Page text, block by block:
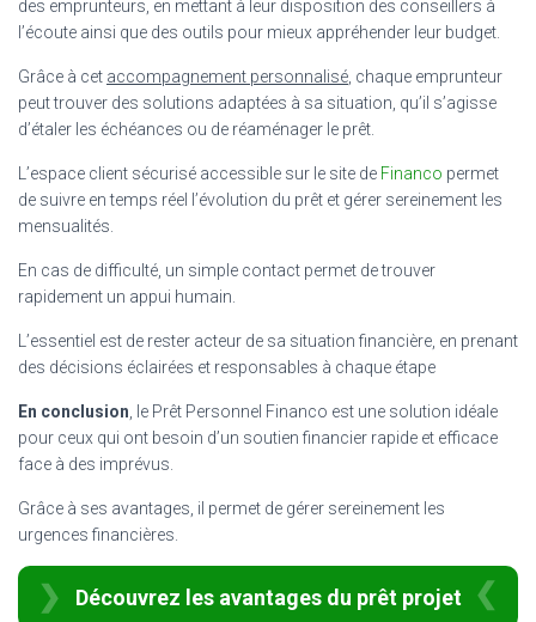
des emprunteurs, en mettant à leur disposition des conseillers à
l’écoute ainsi que des outils pour mieux appréhender leur budget.
Grâce à cet accompagnement personnalisé , chaque emprunteur
peut trouver des solutions adaptées à sa situation, qu’il s’agisse
d’étaler les échéances ou de réaménager le prêt.
L’espace client sécurisé accessible sur le site de Financo permet
de suivre en temps réel l’évolution du prêt et gérer sereinement les
mensualités.
En cas de difficulté, un simple contact permet de trouver
rapidement un appui humain.
L’essentiel est de rester acteur de sa situation financière, en prenant
des décisions éclairées et responsables à chaque étape
En conclusion , le Prêt Personnel Financo est une solution idéale
pour ceux qui ont besoin d’un soutien financier rapide et efficace
face à des imprévus.
Grâce à ses avantages, il permet de gérer sereinement les
urgences financières.
Découvrez les avantages du prêt projet